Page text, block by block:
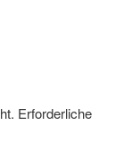
Erforderliche